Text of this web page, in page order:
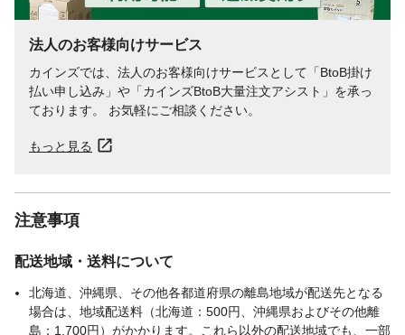
法人のお客様向けサービス
カインズでは、法人のお客様向けサービスとして「BtoB掛け
払い申し込み」や「カインズBtoB大量注文アシスト」を承っ
ております。 お気軽にご相談ください。
もっと見る
注意事項
配送地域・送料について
北海道、沖縄県、その他各都道府県の離島地域が配送先となる
場合は、地域配送料（北海道：500円、沖縄県およびその他離
島：1,700円）がかかります。これら以外の配送地域でも、一部